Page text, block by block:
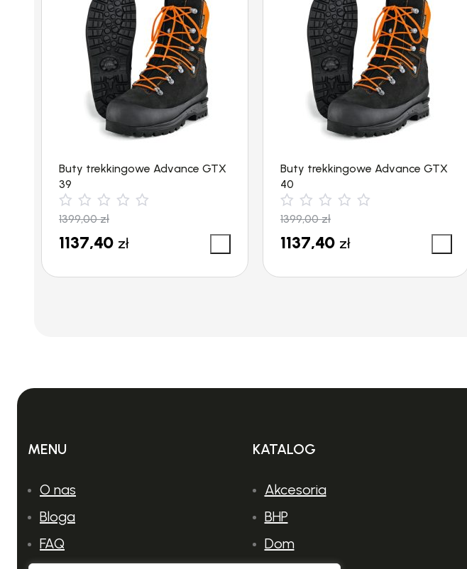
Buty trekkingowe Advance GTX
39
1399,00zł
1137,40 zł
Buty trekkingowe Advance GTX
40
1399,00zł
1137,40 zł
MENU
O nas
Bloga
FAQ
KATALOG
Akcesoria
BHP
Dom